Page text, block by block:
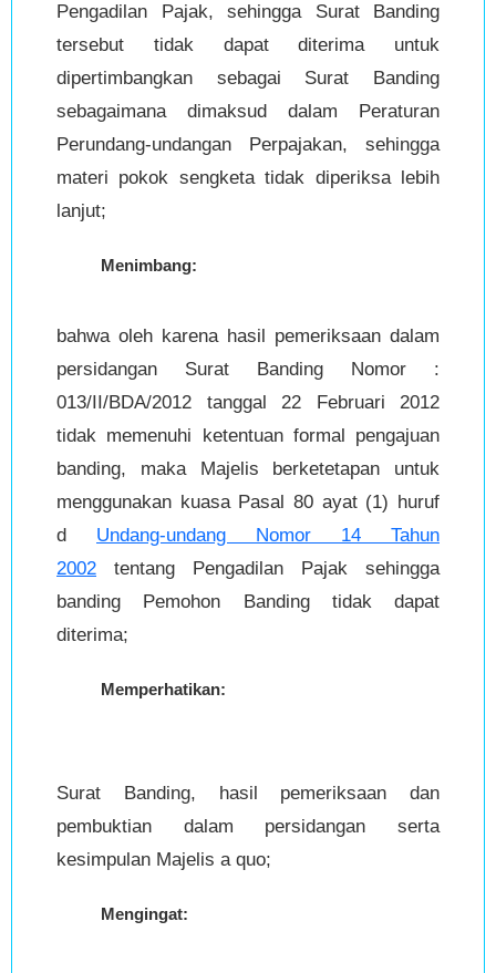
Pengadilan Pajak, sehingga Surat Banding
tersebut tidak dapat diterima untuk
dipertimbangkan sebagai Surat Banding
sebagaimana dimaksud dalam Peraturan
Perundang-undangan Perpajakan, sehingga
materi pokok sengketa tidak diperiksa lebih
lanjut;
Menimbang:
bahwa oleh karena hasil pemeriksaan dalam
persidangan Surat Banding Nomor :
013/II/BDA/2012 tanggal 22 Februari 2012
tidak memenuhi ketentuan formal pengajuan
banding, maka Majelis berketetapan untuk
menggunakan kuasa Pasal 80 ayat (1) huruf
d Undang-undang Nomor 14 Tahun
2002 tentang Pengadilan Pajak sehingga
banding Pemohon Banding tidak dapat
diterima;
Memperhatikan:
Surat Banding, hasil pemeriksaan dan
pembuktian dalam persidangan serta
kesimpulan Majelis a quo;
Mengingat: